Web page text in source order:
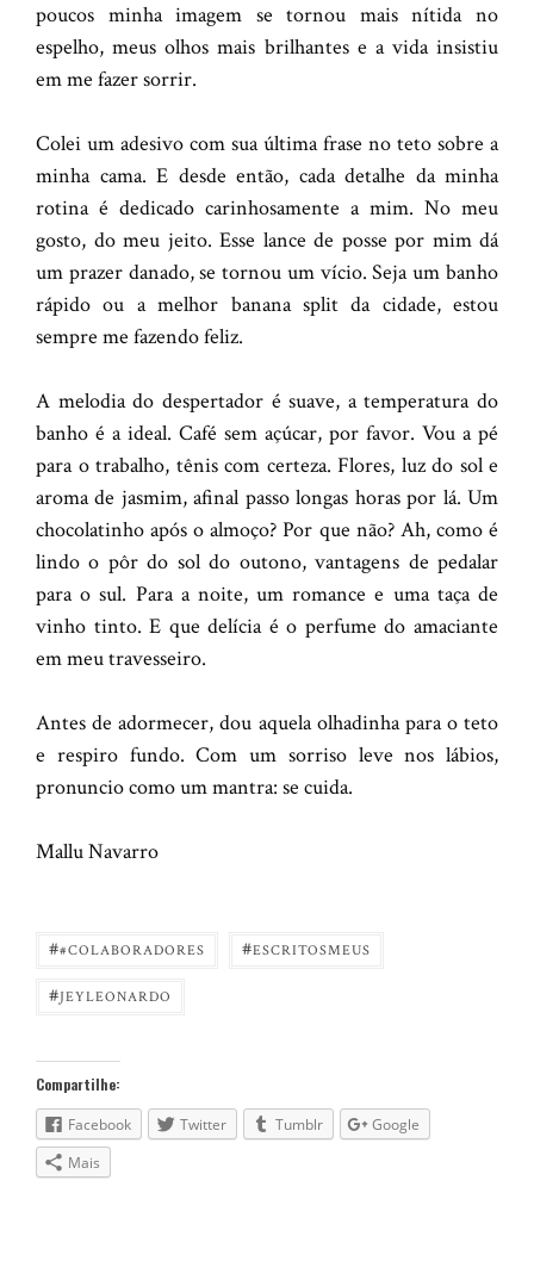
poucos minha imagem se tornou mais nítida no
espelho, meus olhos mais brilhantes e a vida insistiu
em me fazer sorrir.
Colei um adesivo com sua última frase no teto sobre a
minha cama. E desde então, cada detalhe da minha
rotina é dedicado carinhosamente a mim. No meu
gosto, do meu jeito. Esse lance de posse por mim dá
um prazer danado, se tornou um vício. Seja um banho
rápido ou a melhor banana split da cidade, estou
sempre me fazendo feliz.
A melodia do despertador é suave, a temperatura do
banho é a ideal. Café sem açúcar, por favor. Vou a pé
para o trabalho, tênis com certeza. Flores, luz do sol e
aroma de jasmim, afinal passo longas horas por lá. Um
chocolatinho após o almoço? Por que não? Ah, como é
lindo o pôr do sol do outono, vantagens de pedalar
para o sul. Para a noite, um romance e uma taça de
vinho tinto. E que delícia é o perfume do amaciante
em meu travesseiro.
Antes de adormecer, dou aquela olhadinha para o teto
e respiro fundo. Com um sorriso leve nos lábios,
pronuncio como um mantra: se cuida.
Mallu Navarro
##COLABORADORES #ESCRITOSMEUS
#JEYLEONARDO
Compartilhe:
Facebook
Twitter Tumblr
Google
Mais